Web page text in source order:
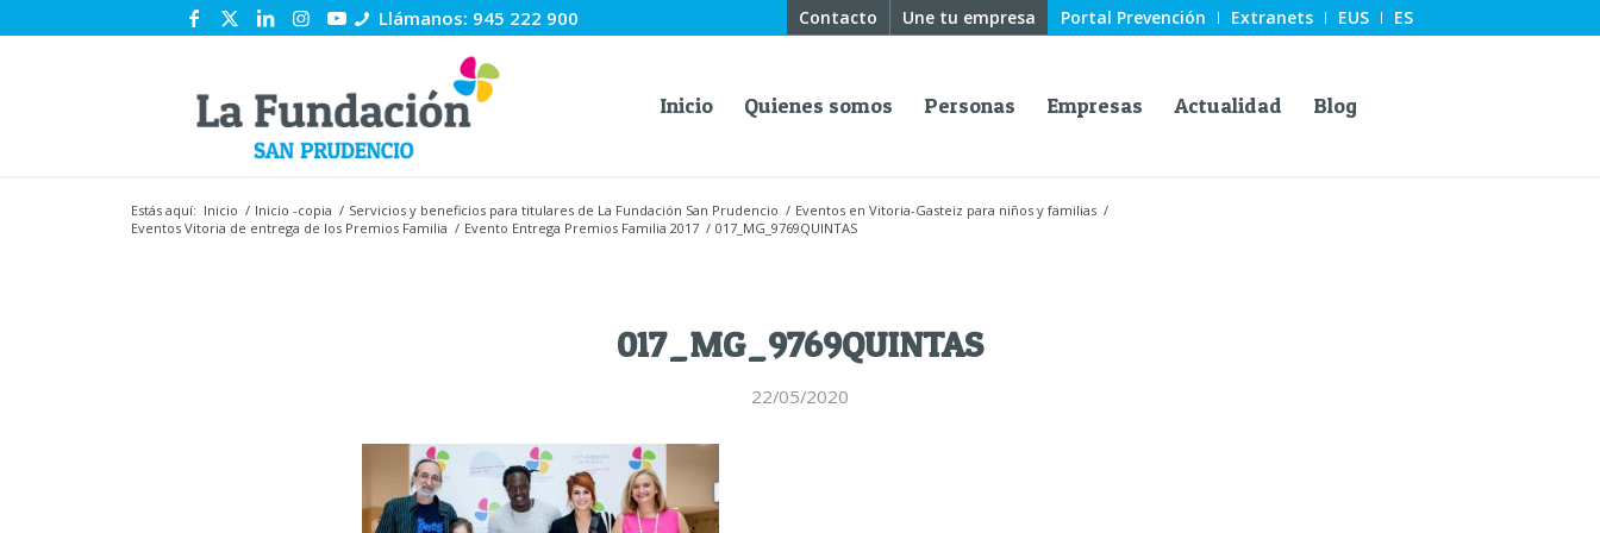
Contacto Une tu empresa Portal Prevención Extranets EUS ES
Llámanos: 945 222 900
Inicio Quienes somos Personas Empresas Actualidad Blog
Estás aquí: Inicio / Inicio -copia / Servicios y beneficios para titulares de La Fundación San Prudencio / Eventos en Vitoria-Gasteiz para niños y familias /
Eventos Vitoria de entrega de los Premios Familia / Evento Entrega Premios Familia 2017 / 017_MG_9769QUINTAS
017_MG_9769QUINTAS
22/05/2020